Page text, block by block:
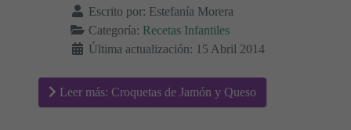
Escrito por: Estefanía Morera
Categoría: Recetas Infantiles
Última actualización: 15 Abril 2014
Leer más: Croquetas de Jamón y Queso